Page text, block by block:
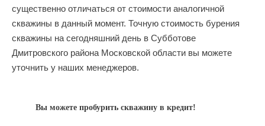
существенно отличаться от стоимости аналогичной
скважины в данный момент. Точную стоимость бурения
скважины на сегодняшний день в Субботове
Дмитровского района Московской области вы можете
уточнить у наших менеджеров.
Вы можете пробурить скважину в кредит!